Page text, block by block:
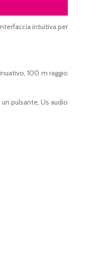
intuitiva per
100 m raggio
pulsante, Us audio